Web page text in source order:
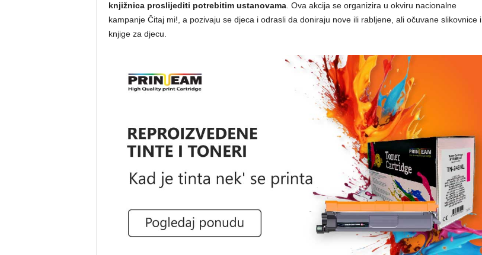
knjižnica proslijediti potrebitim ustanovama. Ova akcija se organizira u okviru nacionalne
kampanje Čitaj mi!, a pozivaju se djeca i odrasli da doniraju nove ili rabljene, ali očuvane slikovnice i
knjige za djecu.